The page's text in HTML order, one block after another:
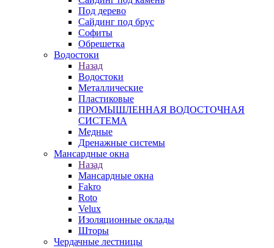
Под дерево
Сайдинг под брус
Софиты
Обрешетка
Водостоки
Назад
Водостоки
Металлические
Пластиковые
ПРОМЫШЛЕННАЯ ВОДОСТОЧНАЯ
СИСТЕМА
Медные
Дренажные системы
Мансардные окна
Назад
Мансардные окна
Fakro
Roto
Velux
Изоляционные оклады
Шторы
Чердачные лестницы